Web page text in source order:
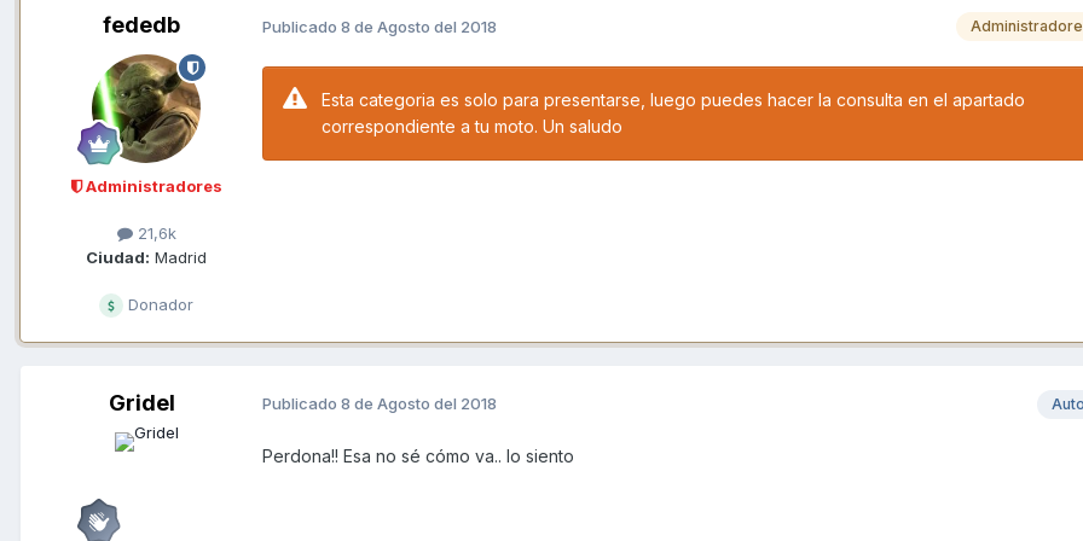
fededb
Administradores
21,6k
Ciudad: Madrid
Donador
Publicado 8 de Agosto del 2018
Esta categoria es solo para presentarse, luego puedes hacer la consulta en el apartado
correspondiente a tu moto. Un saludo
Gridel Publicado 8 de Agosto del 2018
Perdona!! Esa no sé cómo va.. lo siento